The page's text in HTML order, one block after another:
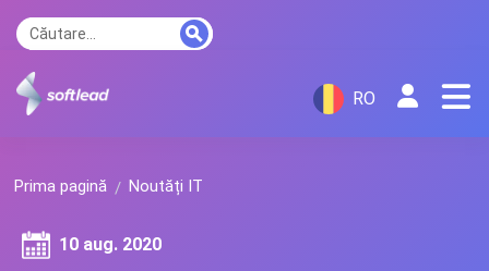
RO
Prima pagină Noutăți IT
10 aug. 2020